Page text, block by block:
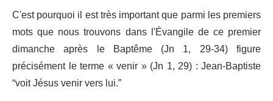
C'est pourquoi il est très important que parmi les premiers
mots que nous trouvons dans l'Évangile de ce premier
dimanche après le Baptême (Jn 1, 29-34) figure
précisément le terme « venir » (Jn 1, 29) : Jean-Baptiste
“voit Jésus venir vers lui.”